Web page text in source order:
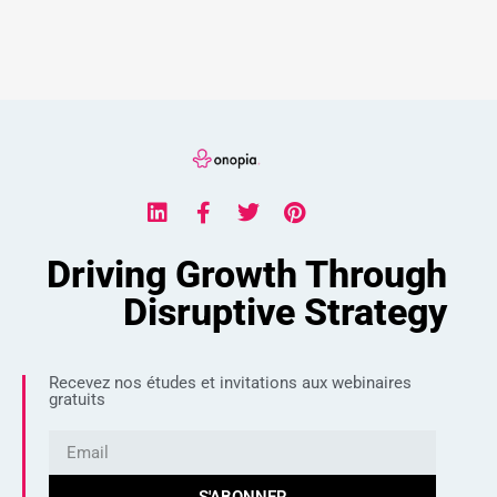
Driving Growth Through
Disruptive Strategy
Recevez nos études et invitations aux webinaires
gratuits